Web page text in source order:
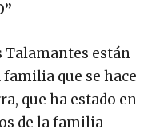
Talamantes están
que se hace
que ha estado en
de la familia